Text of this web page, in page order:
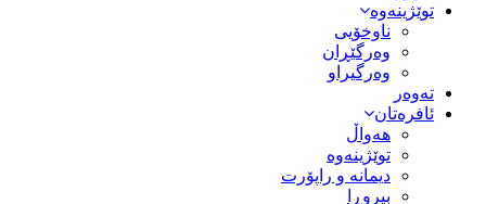
توێژینەوە
ناوخۆیی
وەرگێڕان
وەرگیراو
تەوەر
ئافرەتان
هەواڵ
توێژینەوە
دیمانە و راپۆرت
بیروڕا